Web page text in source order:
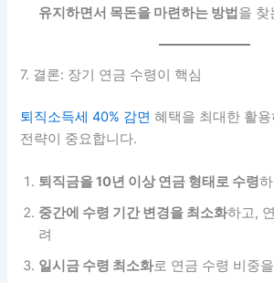
유지하면서 목돈을 마련하는 방법 을 찾
7. 결론: 장기 연금 수령이 핵심
퇴직소득세 40% 감면 혜택을 최대한 활
전략이 중요합니다.
퇴직금을 10년 이상 연금 형태로 수령
중간에 수령 기간 변경을 최소화하고,
려
일시금 수령 최소화로 연금 수령 비중